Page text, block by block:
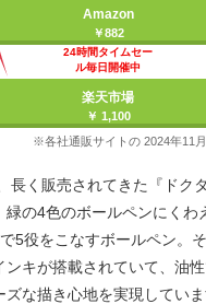
Amazon
￥882
24時間タイムセー
ル毎日開催中
楽天市場
￥ 1,100
※各社通販サイトの 2024年11
長く販売されてきた『ドク
緑の4色のボールペンにくわ
5役をこなすボールペン。
ンキが搭載されていて、油
な描き心地を実現していま